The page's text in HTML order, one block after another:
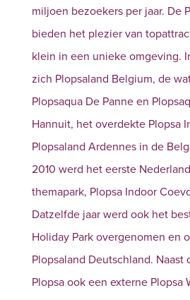
miljoen bezoekers per jaar. De
bieden het plezier van
klein in een unieke omgeving.
zich Plopsaland Belgium, de
Plopsaqua De Panne en
Hannuit, het overdekte Plopsa
Plopsaland Ardennes in de
2010 werd het eerste
themapark, Plopsa Indoor
Datzelfde jaar werd ook het
Holiday Park overgenomen en
Plopsaland Deutschland.
Plopsa ook een externe Plopsa